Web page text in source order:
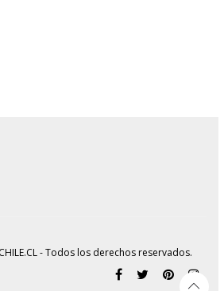
- Todos los derechos reservados.